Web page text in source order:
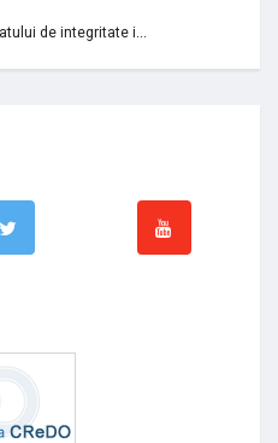
de integritate i...